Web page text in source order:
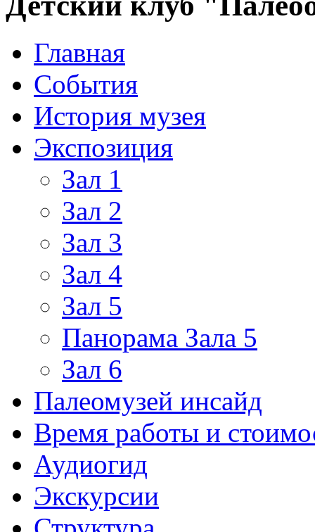
Главная
События
История музея
Экспозиция
Зал 1
Зал 2
Зал 3
Зал 4
Зал 5
Панорама Зала 5
Зал 6
Палеомузей инсайд
Время работы и
Аудиогид
Экскурсии